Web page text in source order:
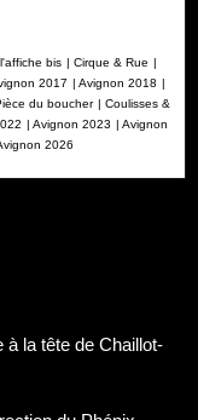
bis | Cirque & Rue |
2017 | Avignon 2018 |
du boucher | Coulisses &
| Avignon 2023 | Avignon
2026
du Phénix,